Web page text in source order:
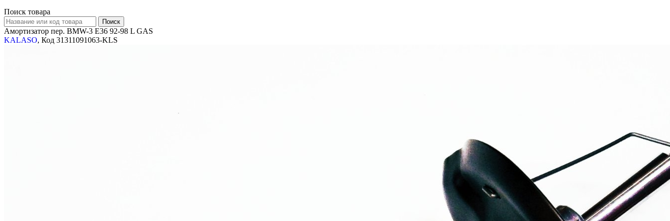
Поиск товара
Амортизатор пер. BMW-3 E36 92-98 L GAS
KALASO, Код 31311091063-KLS